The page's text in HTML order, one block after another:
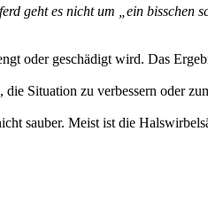
geht es nicht um „ein bisschen
oder geschädigt wird. Das
Situation zu verbessern oder
sauber. Meist ist die